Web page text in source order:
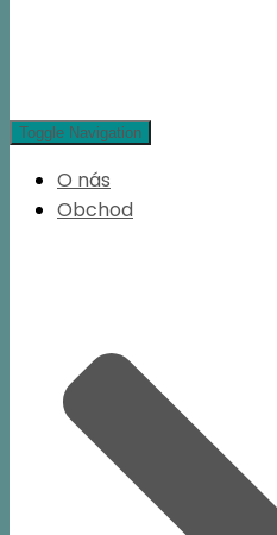
Toggle Navigation
O nás
Obchod